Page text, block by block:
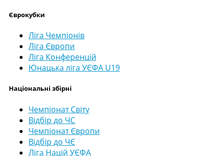
Єврокубки
Ліга Чемпіонів
Ліга Європи
Ліга Конференцій
Юнацька ліга УЄФА U19
Національні збірні
Чемпіонат Світу
Відбір до ЧС
Чемпіонат Європи
Відбір до ЧЄ
Ліга Націй УЄФА